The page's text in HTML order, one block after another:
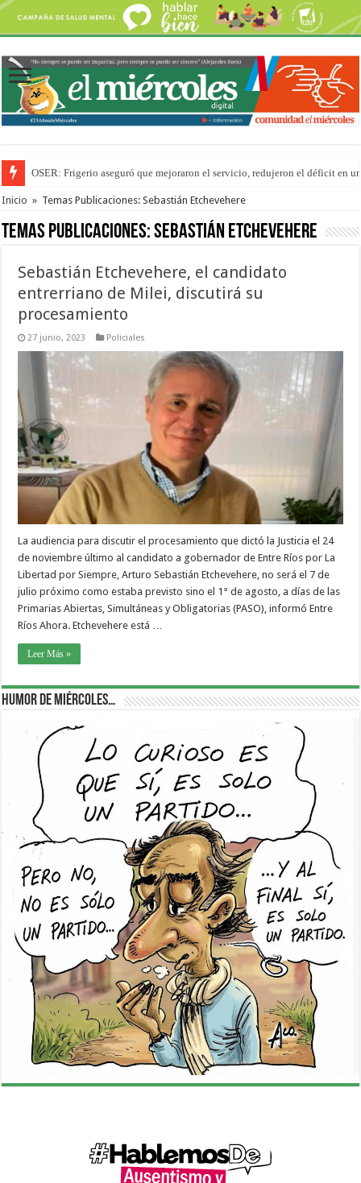
OSER: Frigerio aseguró que mejoraron el servicio, redujeron el déficit en
Por primera vez hicieron una cirugía de reconstrucción torácica en el
Inicio » Temas Publicaciones: Sebastián Etchevehere
Temas Publicaciones:Sebastián Etchevehere
Sebastián Etchevehere, el candidato
entrerriano de Milei, discutirá su
procesamiento
27 junio, 2023 Policiales
La audiencia para discutir el procesamiento que dictó la Justicia el 24
de noviembre último al candidato a gobernador de Entre Ríos por La
Libertad por Siempre, Arturo Sebastián Etchevehere, no será el 7 de
julio próximo como estaba previsto sino el 1° de agosto, a días de las
Primarias Abiertas, Simultáneas y Obligatorias (PASO), informó Entre
Ríos Ahora. Etchevehere está …
Leer Más »
Humor de Miércoles…